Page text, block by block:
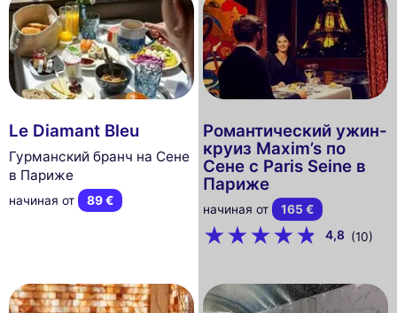
Le Diamant Bleu
Гурманский бранч на Сене
в Париже
начиная от 89 €
Романтический ужин-
круиз Maxim’s по
Сене с Paris Seine в
Париже
начиная от
165 €
4,8 (10)